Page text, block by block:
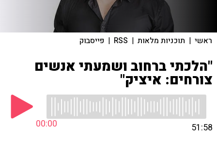
ראשי | תוכניות מלאות |
RSS
| פייסבוק
"הלכתי ברחוב ושמעתי אנשים
צורחים: איציק"
00:00 51:58